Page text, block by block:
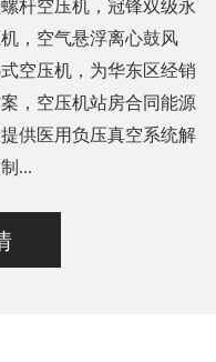
杆空压机，冠锋双级永
，空气悬浮离心鼓风
空压机，为华东区经销
，空压机站房合同能源
供医用负压真空系统解
...